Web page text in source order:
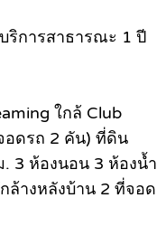
ริการสาธารณะ 1 ปี
ใกล้ Club
อดรถ 2 คัน) ที่ดิน
3 ห้องนอน 3 ห้องน้ำ
ล้างหลังบ้าน 2 ที่จอด